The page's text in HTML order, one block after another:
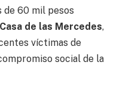
de 60 mil pesos
de las Mercedes,
víctimas de
social de la